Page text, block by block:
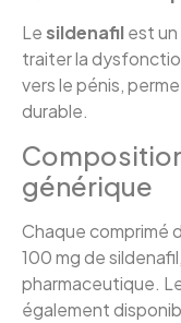
Lesildenafil est
traiter la
vers le pénis,
durable.
générique
Chaque comprimé
100 mg de
pharmaceutique.
également